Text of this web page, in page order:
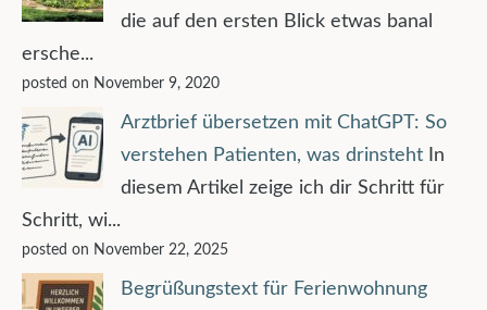
die auf den ersten Blick etwas banal
ersche...
posted on November 9, 2020
Arztbrief übersetzen mit ChatGPT: So
verstehen Patienten, was drinsteht
In
diesem Artikel zeige ich dir Schritt für
Schritt, wi...
posted on November 22, 2025
Begrüßungstext für Ferienwohnung